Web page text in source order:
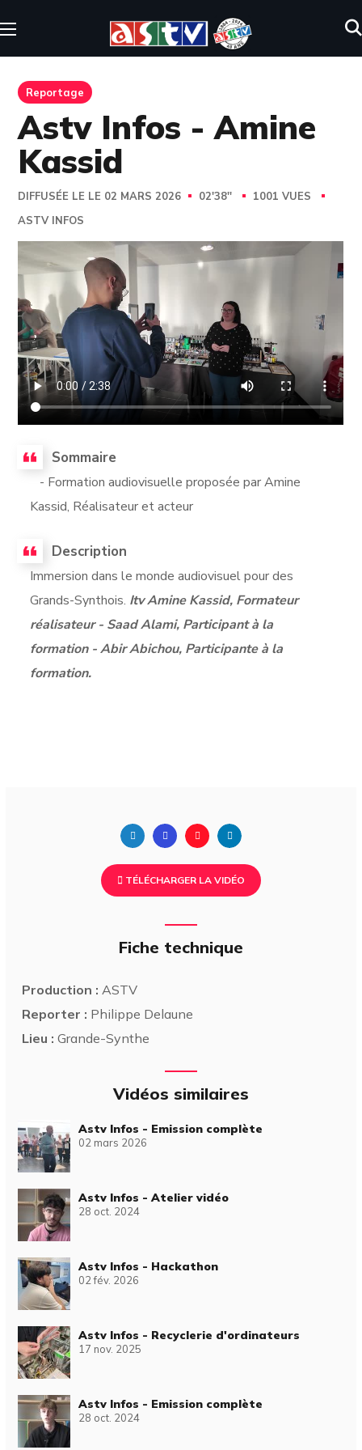
Reportage
Astv Infos - Amine
Kassid
DIFFUSÉE LE LE 02 MARS 2026 02'38''
1001 VUES
ASTV INFOS
Sommaire
- Formation audiovisuelle proposée par Amine
Kassid, Réalisateur et acteur
Description
Immersion dans le monde audiovisuel pour des
Grands-Synthois. Itv Amine Kassid, Formateur
réalisateur - Saad Alami, Participant à la
formation - Abir Abichou, Participante à la
formation.
TÉLÉCHARGER LA VIDÉO
Fiche technique
Production : ASTV
Reporter : Philippe Delaune
Lieu : Grande-Synthe
Vidéos similaires
Astv Infos - Emission complète
02 mars 2026
Astv Infos - Atelier vidéo
28 oct. 2024
Astv Infos - Hackathon
02 fév. 2026
Astv Infos - Recyclerie d'ordinateurs
17 nov. 2025
Astv Infos - Emission complète
28 oct. 2024